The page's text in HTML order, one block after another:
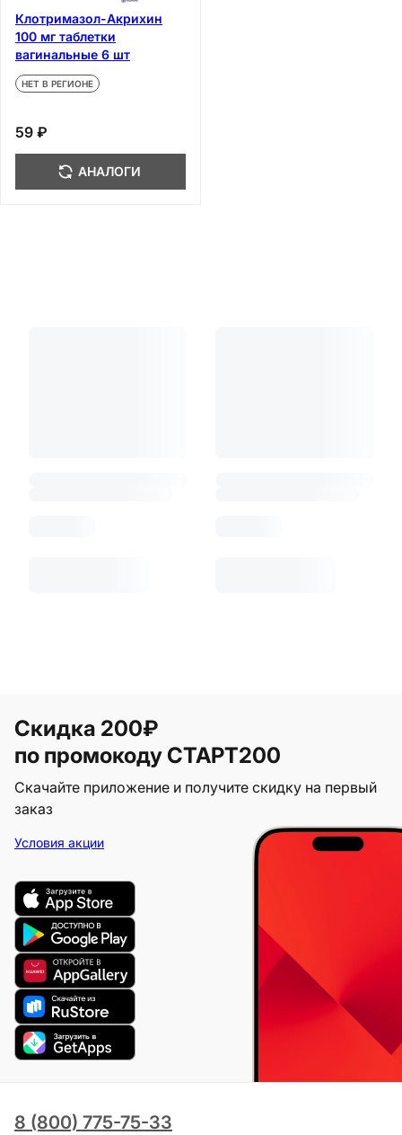
Клотримазол-Акрихин
100 мг таблетки
вагинальные 6 шт
НЕТ В РЕГИОНЕ
59 ₽
АНАЛОГИ
Скидка 200₽
по промокоду СТАРТ200
Скачайте приложение и получите скидку на первый
заказ
Условия акции
8 (800) 775-75-33